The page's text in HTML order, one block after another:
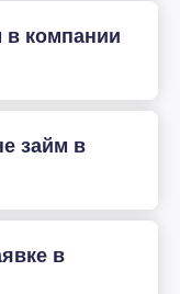
в компании
займ в
в